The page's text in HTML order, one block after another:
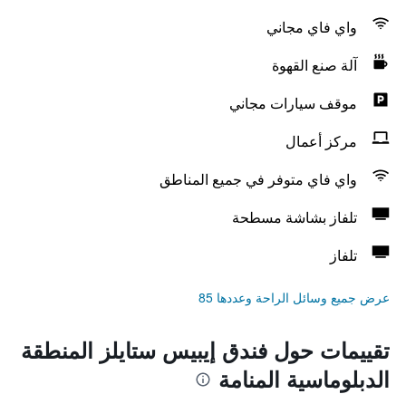
واي فاي مجاني
آلة صنع القهوة
موقف سيارات مجاني
مركز أعمال
واي فاي متوفر في جميع المناطق
تلفاز بشاشة مسطحة
تلفاز
عرض جميع وسائل الراحة وعددها 85
تقييمات حول فندق إيبيس ستايلز المنطقة
الدبلوماسية المنامة